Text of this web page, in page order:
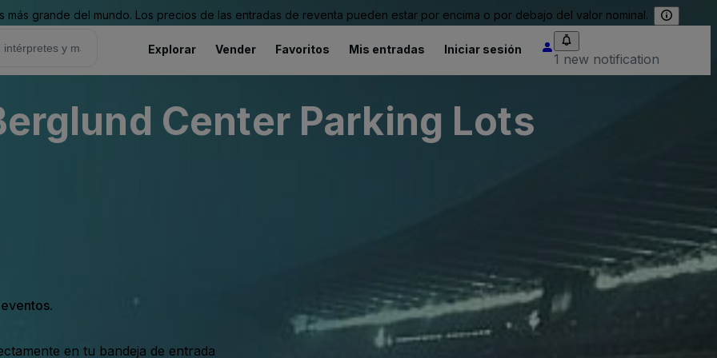
grande del mundo. Los precios de las entradas de reventa pueden estar por encima o por debajo del valor nominal.
Explorar Vender Favoritos Mis entradas Iniciar sesión
1 new notification
Center Parking Lots
en tu bandeja de entrada